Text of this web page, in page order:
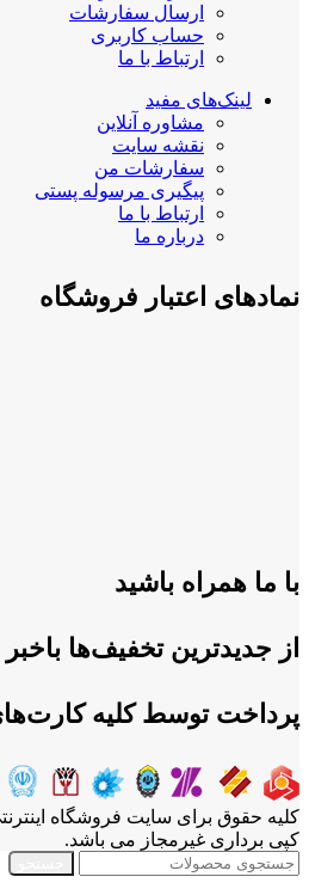
ارسال سفارشات
حساب کاربری
ارتباط با ما
لینک‌های مفید
مشاوره آنلاین
نقشه سایت
سفارشات من
پیگیری مرسوله پستی
ارتباط با ما
درباره ما
نمادهای اعتبار فروشگاه
با ما همراه باشید
از جدیدترین تخفیف‌ها
پرداخت توسط کلیه
کلیه حقوق برای سایت فروشگاه
کپی برداری غیرمجاز می باشد.